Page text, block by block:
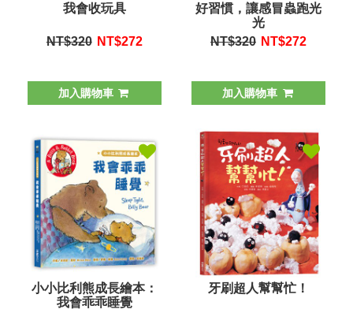
我會收玩具
NT$320 NT$272
加入購物車
好習慣，讓感冒蟲跑光
光
NT$320 NT$272
加入購物車
小小比利熊成長繪本：
我會乖乖睡覺
牙刷超人幫幫忙！